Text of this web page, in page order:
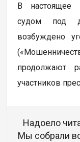
В настоящее
судом под
возбуждено
продолжают
участников
Надоело
Мы собрали